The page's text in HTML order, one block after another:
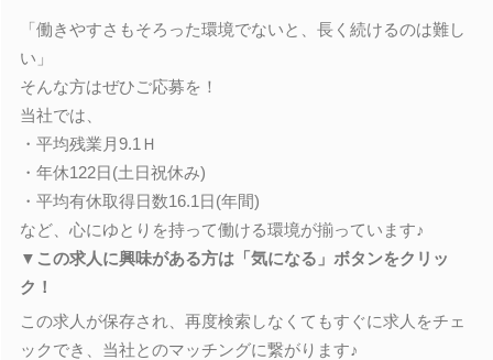
「働きやすさもそろった環境でないと、長く続けるのは難し
い」
そんな方はぜひご応募を！
当社では、
・平均残業月9.1Ｈ
・年休122日(土日祝休み)
・平均有休取得日数16.1日(年間)
など、心にゆとりを持って働ける環境が揃っています♪
▼この求人に興味がある方は「気になる」ボタンをクリッ
ク！
この求人が保存され、再度検索しなくてもすぐに求人をチェ
ックでき、当社とのマッチングに繋がります♪